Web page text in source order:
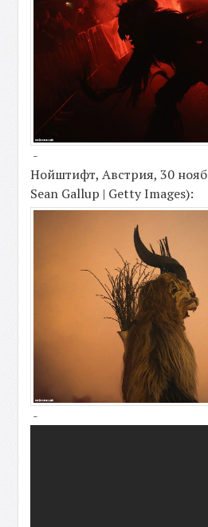
-
Нойштифт, Австрия, 30
Sean Gallup | Getty Images):
-